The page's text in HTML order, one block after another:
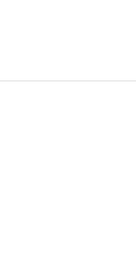
Speen